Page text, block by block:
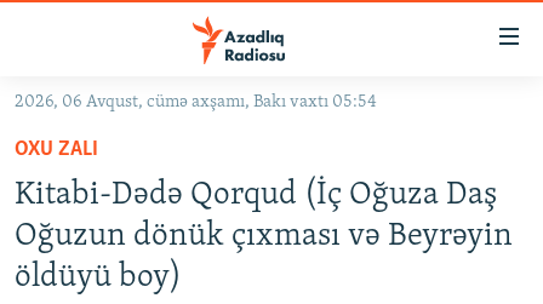
Əsas
qayıt
Əsas
naviqasiyaya
qayıt
Axtarışa
#İZAHLA
KORRUPSIOMETR
#ƏSLINDƏ
2026, 06 Avqust, cümə axşamı, Bakı vaxtı 05:54
OXU ZALI
Kitabi-Dədə Qorqud (İç Oğuza Daş
Oğuzun dönük çıxması və Beyrəyin
öldüyü boy)